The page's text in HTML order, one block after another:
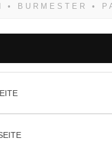
was: Hifi